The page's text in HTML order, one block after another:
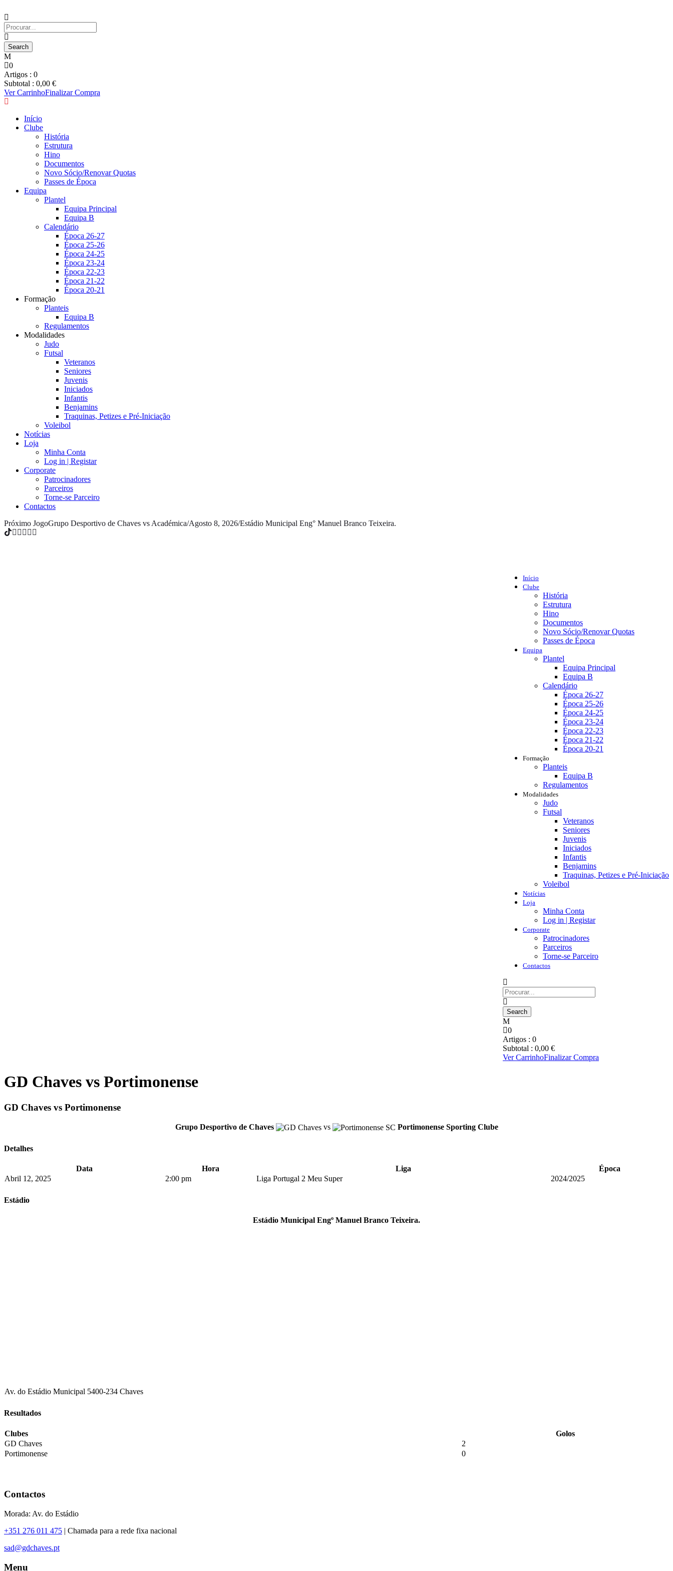
0
Artigos : 0
Subtotal : 0,00 €
Ver CarrinhoFinalizar Compra
Início
Clube
História
Estrutura
Hino
Documentos
Novo Sócio/Renovar Quotas
Passes de Época
Equipa
Plantel
Equipa Principal
Equipa B
Calendário
Época 26-27
Época 25-26
Época 24-25
Época 23-24
Época 22-23
Época 21-22
Época 20-21
Formação
Planteis
Equipa B
Regulamentos
Modalidades
Judo
Futsal
Veteranos
Seniores
Juvenis
Iniciados
Infantis
Benjamins
Traquinas, Petizes e Pré-Iniciação
Voleibol
Notícias
Loja
Minha Conta
Log in | Registar
Corporate
Patrocinadores
Parceiros
Torne-se Parceiro
Contactos
Próximo JogoGrupo Desportivo de Chaves vs Académica/Agosto 8, 2026/Estádio Municipal Eng° Manuel Branco Teixeira.
Início
Clube
História
Estrutura
Hino
Documentos
Novo Sócio/Renovar Quotas
Passes de Época
Equipa
Plantel
Equipa Principal
Equipa B
Calendário
Época 26-27
Época 25-26
Época 24-25
Época 23-24
Época 22-23
Época 21-22
Época 20-21
Formação
Planteis
Equipa B
Regulamentos
Modalidades
Judo
Futsal
Veteranos
Seniores
Juvenis
Iniciados
Infantis
Benjamins
Traquinas, Petizes e Pré-Iniciação
Voleibol
Notícias
Loja
Minha Conta
Log in | Registar
Corporate
Patrocinadores
Parceiros
Torne-se Parceiro
Contactos
0
Artigos : 0
Subtotal : 0,00 €
Ver CarrinhoFinalizar Compra
GD Chaves vs Portimonense
GD Chaves vs Portimonense
Grupo Desportivo de Chaves vs Portimonense Sporting Clube
Detalhes
Data Hora Liga
Época
Abril 12, 2025
2:00 pm Liga Portugal 2 Meu Super 2024/2025
Estádio
Estádio Municipal Engº Manuel Branco Teixeira.
Av. do Estádio Municipal 5400-234 Chaves
Resultados
Clubes
Golos
GD Chaves
2
Portimonense
0
Contactos
Morada: Av. do Estádio
+351 276 011 475 | Chamada para a rede fixa nacional
sad@gdchaves.pt
Menu